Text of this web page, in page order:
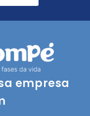
empresa